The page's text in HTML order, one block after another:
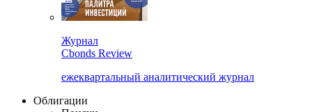
Журнал
Cbonds Review
ежеквартальный аналитический журнал
Облигации